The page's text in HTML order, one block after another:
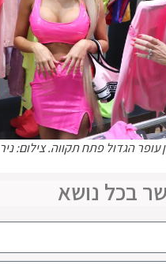
הגדול פתח תקווה. צילום: ניר פקין
נושא